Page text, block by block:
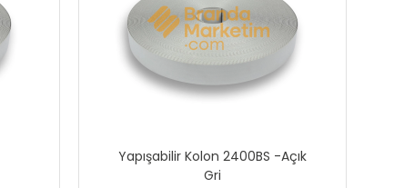
Yapışabilir Kolon 2400BS -Açık
Gri